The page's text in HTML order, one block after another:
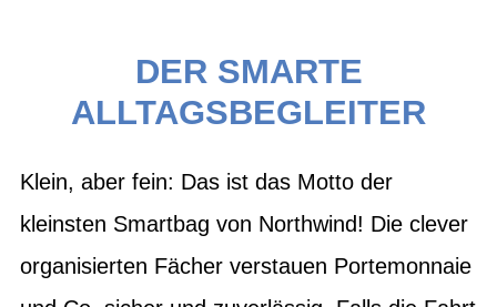
DER SMARTE
ALLTAGSBEGLEITER
Klein, aber fein: Das ist das Motto der
kleinsten Smartbag von Northwind! Die clever
organisierten Fächer verstauen Portemonnaie